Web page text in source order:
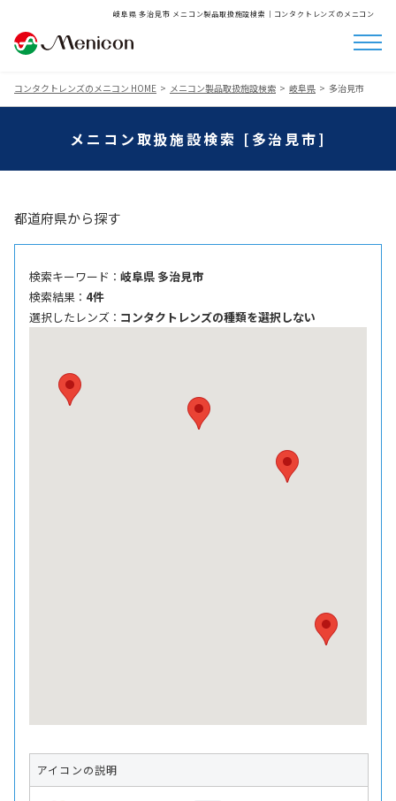
岐阜県 多治見市 メニコン製品取扱施設検索│コンタクトレンズのメニコン
コンタクトレンズのメニコン HOME メニコン製品取扱施設検索 岐阜県 多治見市
メニコン取扱施設検索 [多治見市]
都道府県から探す
検索キーワード ： 岐阜県 多治見市
検索結果 ： 4件
選択したレンズ ： コンタクトレンズの種類を選択しない
アイコンの説明